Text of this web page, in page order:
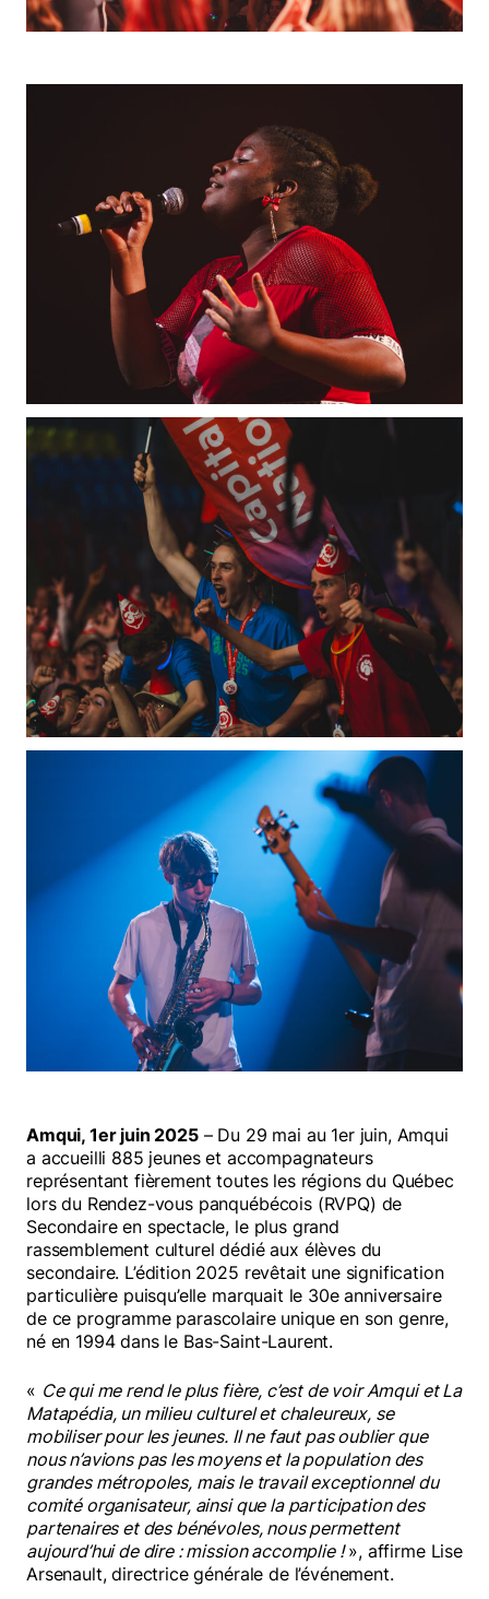
Faire un don
Amqui, 1er juin 2025– Du 29 mai au 1er juin, Amqui
a accueilli 885 jeunes et accompagnateurs
représentant fièrement toutes les régions du Québec
lors du Rendez-vous panquébécois (RVPQ) de
Secondaire en spectacle, le plus grand
rassemblement culturel dédié aux élèves du
secondaire. L’édition 2025 revêtait une signification
particulière puisqu’elle marquait le 30e anniversaire
de ce programme parascolaire unique en son genre,
né en 1994 dans le Bas-Saint-Laurent.
« Ce qui me rend le plus fière, c’est de voir Amqui et La
Matapédia, un milieu culturel et chaleureux, se
mobiliser pour les jeunes. Il ne faut pas oublier que
nous n’avions pas les moyens et la population des
grandes métropoles, mais le travail exceptionnel du
comité organisateur, ainsi que la participation des
partenaires et des bénévoles, nous permettent
aujourd’hui de dire : mission accomplie !», affirme Lise
Arsenault, directrice générale de l’événement.